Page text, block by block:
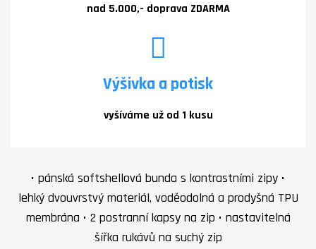
nad 5.000,- doprava ZDARMA
Výšivka a potisk
vyšíváme už od 1 kusu
• pánská softshellová bunda s kontrastními zipy •
lehký dvouvrstvý materiál, voděodolná a prodyšná TPU
membrána • 2 postranní kapsy na zip • nastavitelná
šířka rukávů na suchý zip